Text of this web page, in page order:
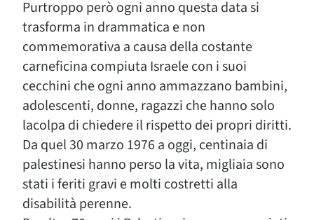
Purtroppo però ogni anno questa data si
trasforma in drammatica e non
commemorativa a causa della costante
carneficina compiuta Israele con i suoi
cecchini che ogni anno ammazzano bambini,
adolescenti, donne, ragazzi che hanno solo
lacolpa di chiedere il rispetto dei propri diritti.
Da quel 30 marzo 1976 a oggi, centinaia di
palestinesi hanno perso la vita, migliaia sono
stati i feriti gravi e molti costretti alla
disabilità perenne.